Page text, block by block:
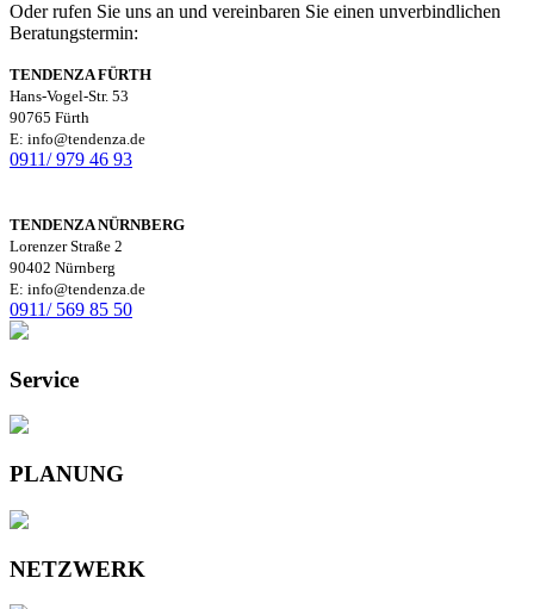
Oder rufen Sie uns an und vereinbaren Sie einen unverbindlichen
Beratungstermin:
TENDENZA FÜRTH
Hans-Vogel-Str. 53
90765 Fürth
E: info@tendenza.de
0911/ 979 46 93
TENDENZA NÜRNBERG
Lorenzer Straße 2
90402 Nürnberg
E: info@tendenza.de
0911/ 569 85 50
Service
PLANUNG
NETZWERK